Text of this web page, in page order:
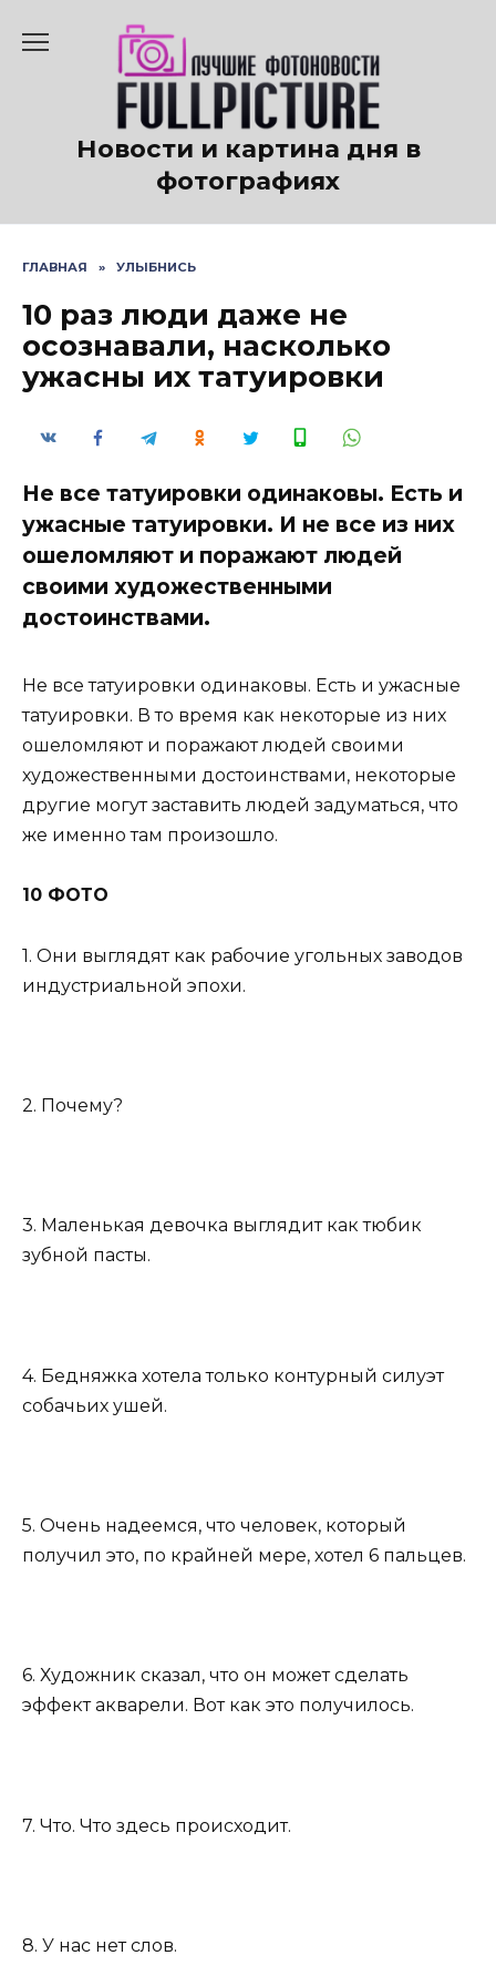
содержанию
Новости и картина дня в
фотографиях
ГЛАВНАЯ » УЛЫБНИСЬ
10 раз люди даже не
осознавали, насколько
ужасны их татуировки
Не все татуировки одинаковы. Есть и
ужасные татуировки. И не все из них
ошеломляют и поражают людей
своими художественными
достоинствами.
Не все татуировки одинаковы. Есть и ужасные
татуировки. В то время как некоторые из них
ошеломляют и поражают людей своими
художественными достоинствами, некоторые
другие могут заставить людей задуматься, что
же именно там произошло.
10 ФОТО
1. Они выглядят как рабочие угольных заводов
индустриальной эпохи.
2. Почему?
3. Маленькая девочка выглядит как тюбик
зубной пасты.
4. Бедняжка хотела только контурный силуэт
собачьих ушей.
5. Очень надеемся, что человек, который
получил это, по крайней мере, хотел 6 пальцев.
6. Художник сказал, что он может сделать
эффект акварели. Вот как это получилось.
7. Что. Что здесь происходит.
8. У нас нет слов.